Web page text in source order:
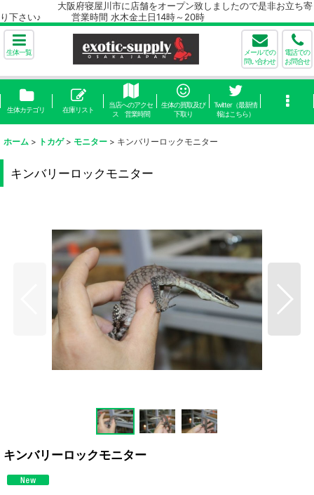
大阪府寝屋川市に店舗をオープン致しましたので是非お立ち寄
り下さい♪ 営業時間 水木金土日14時～20時
生体一覧
メールでの
問い合わせ
電話での
お問合せ
生体カテゴリ 在庫リスト
当店へのアクセ
ス 営業時間
生体の買取及び
下取り
Twitter（最新情
報はこちら）
ホーム > トカゲ > モニター > キンバリーロックモニター
キンバリーロックモニター
キンバリーロックモニター